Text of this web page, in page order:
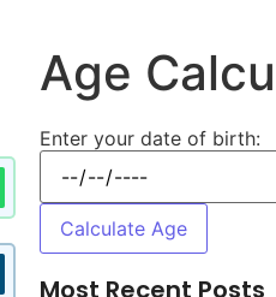
Age
Enter your date of birth:
Calculate Age
Most Recent Posts